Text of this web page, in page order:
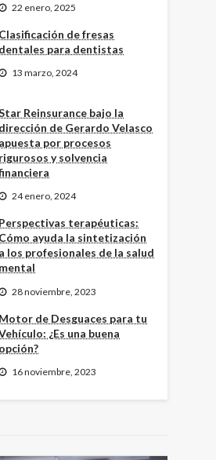
22 enero, 2025
Clasificación de fresas
dentales para dentistas
13 marzo, 2024
Reinsurance bajo la
dirección de Gerardo Velasco
apuesta por procesos
rigurosos y solvencia
24 enero, 2024
Perspectivas terapéuticas:
Cómo ayuda la sintetización
a los profesionales de la salud
mental
28 noviembre, 2023
Motor de Desguaces para tu
¿Es una buena
opción?
16 noviembre, 2023